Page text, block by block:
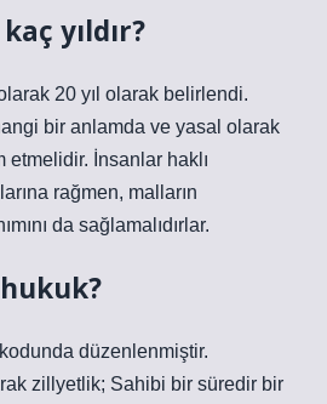
yıldır?
20 yıl olarak belirlendi.
bir anlamda ve yasal olarak
etmelidir. İnsanlar haklı
rağmen, malların
da sağlamalıdırlar.
düzenlenmiştir.
zillyetlik; Sahibi bir süredir bir